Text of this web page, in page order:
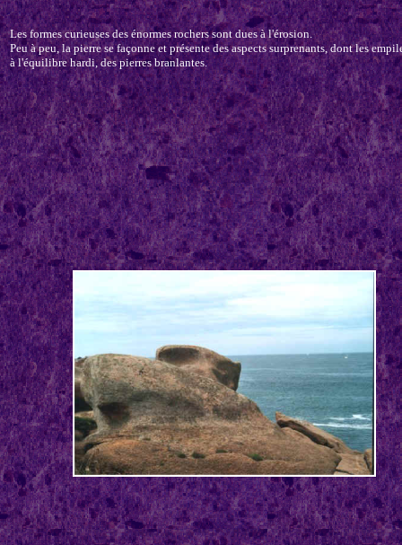
Les formes curieuses des énormes rochers sont dues à l'érosion.
Peu à peu, la pierre se façonne et présente des aspects surprenants, dont les
à l'équilibre hardi, des pierres branlantes.